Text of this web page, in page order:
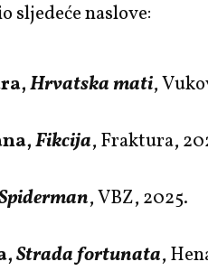
sljedeće naslove:
Hrvatska mati,
Fikcija, Fraktura,
, VBZ, 2025.
Strada fortunata,